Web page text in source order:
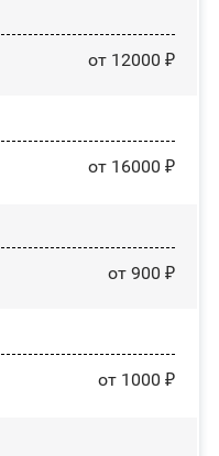
от 12000 ₽
от 16000 ₽
от 900 ₽
от 1000 ₽